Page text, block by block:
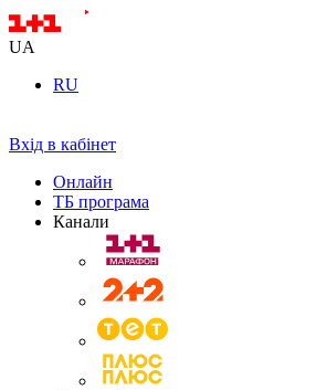
UA
RU
Вхід в кабінет
Онлайн
ТБ програма
Канали